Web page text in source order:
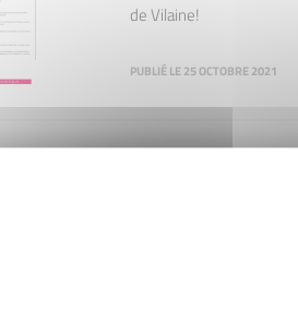
de Vilaine!
PUBLIÉ LE 25 OCTOBRE 2021